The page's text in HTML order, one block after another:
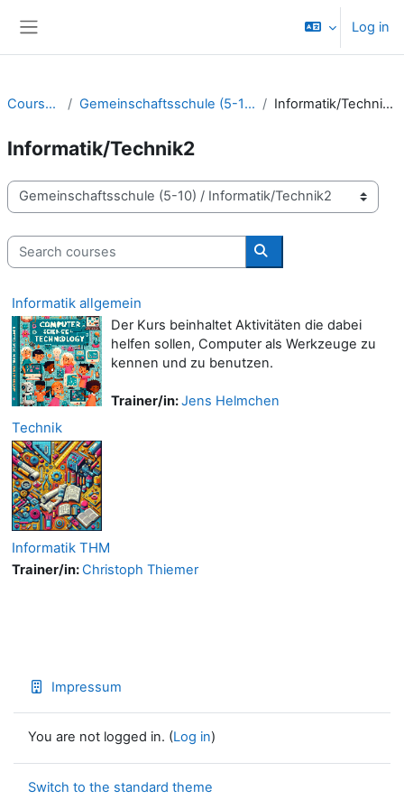
Log in
Courses Gemeinschaftsschule (5-10) Informatik/Technik2
Informatik/Technik2
Course categories
Search courses
Search courses
Informatik allgemein
Der Kurs beinhaltet Aktivitäten die dabei
helfen sollen, Computer als Werkzeuge zu
kennen und zu benutzen.
Trainer/in:Jens Helmchen
Technik
Informatik THM
Trainer/in:Christoph Thiemer
Impressum
You are not logged in. (Log in)
Switch to the standard theme